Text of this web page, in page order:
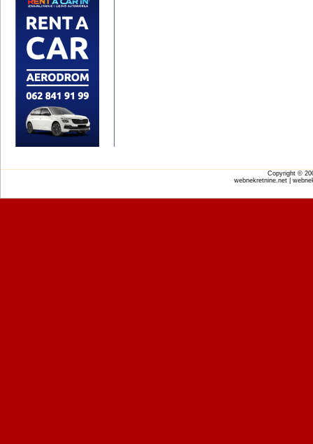
Copyright ©
webnekretnine.net |